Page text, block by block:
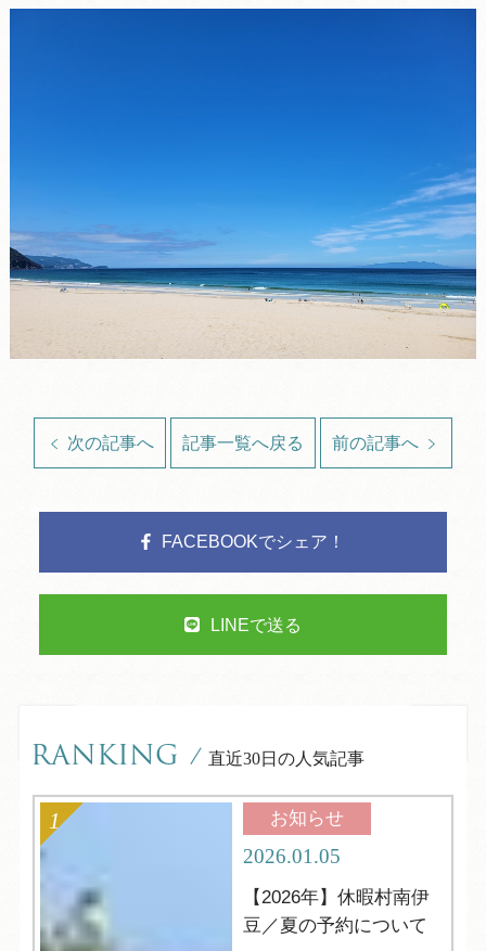
次の記事へ 記事一覧へ戻る 前の記事へ
FACEBOOKでシェア！
LINEで送る
RANKING / 直近30日の人気記事
お知らせ
2026.01.05
【2026年】休暇村南伊
豆／夏の予約について